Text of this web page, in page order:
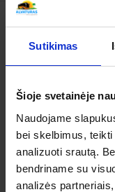
Sutikimas
Šioje svetainėje
Naudojame
bei skelbimus,
analizuoti srautą.
bendriname su
analizės
Kelionės
Apie
Apie mus
Kontaktai
Pagalba ir